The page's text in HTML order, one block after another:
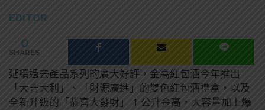
EDITOR
0
SHARES
延續過去產品系列的廣大好評，金高紅包酒今年推出
「大吉大利」、「財源廣進」的雙色紅包酒禮盒，以及
全新升級的「恭喜大發財」 1 公升金高，大容量加上爆